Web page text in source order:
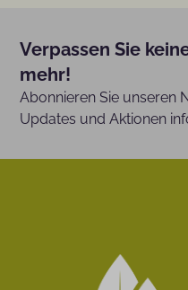
Verpassen Sie
mehr!
Abonnieren Sie unseren
Updates und Aktionen